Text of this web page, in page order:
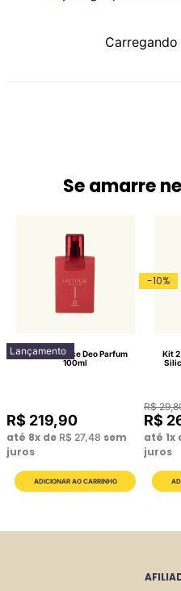
Se amarre
Lançamento
Lattitude Race Deo Parfum
100ml
R$ 219,90
até 8x de R$ 27,48 sem
juros
-10%
Kit
R$ 29,
R$
até 1x
juros